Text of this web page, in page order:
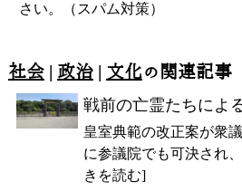
さい。（スパム対策）
社会| 政治| 文化の関連記事
戦前の亡霊たちによ
皇室典範の改正案が衆
に参議院でも可決され
きを読む]